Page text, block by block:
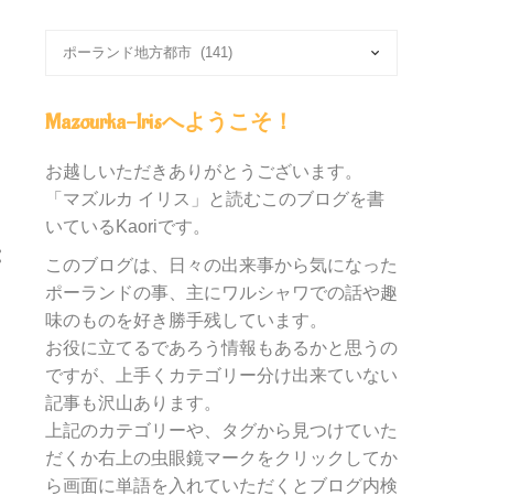
内
の
テ
ゴ
リ
別
検
索
Mazourka-Irisへようこそ！
お越しいただきありがとうございます。
「マズルカ イリス」と読むこのブログを書
いているKaoriです。
このブログは、日々の出来事から気になった
ポーランドの事、主にワルシャワでの話や趣
味のものを好き勝手残しています。
お役に立てるであろう情報もあるかと思うの
ですが、上手くカテゴリー分け出来ていない
記事も沢山あります。
上記のカテゴリーや、タグから見つけていた
だくか右上の虫眼鏡マークをクリックしてか
ら画面に単語を入れていただくとブログ内検